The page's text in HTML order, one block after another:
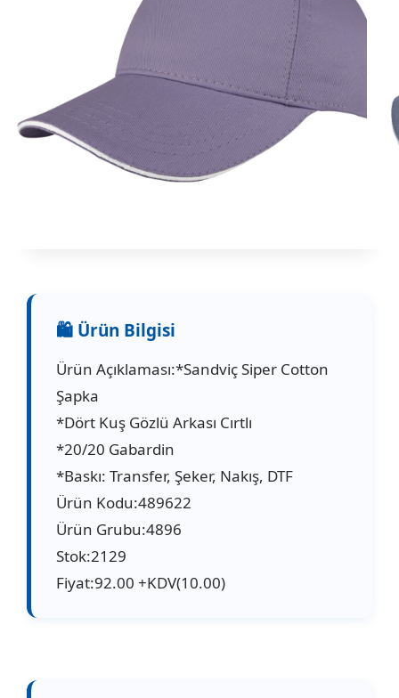
Ürün Açıklaması:*Sandviç Siper Cotton
Şapka
*Dört Kuş Gözlü Arkası Cırtlı
*20/20 Gabardin
*Baskı: Transfer, Şeker, Nakış, DTF
Ürün Kodu:489622
Ürün Grubu:4896
Stok:2129
Fiyat:92.00 +KDV(10.00)